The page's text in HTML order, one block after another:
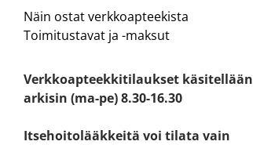
Näin ostat verkkoapteekista
Toimitustavat ja -maksut
Verkkoapteekkitilaukset käsitellään
arkisin (ma-pe) 8.30-16.30
Itsehoitolääkkeitä voi tilata vain